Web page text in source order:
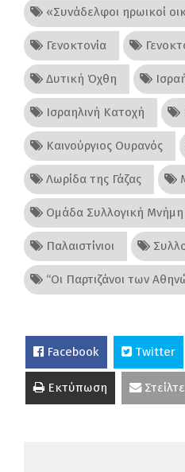
«Συνάδελφοι ηρωικοί
Γενοκτονία
Δυτική Όχθη
Ισραηλινή Κατοχή
Καινούργιος Ουρανός
Λωρίδα της Γάζας
Ομάδα Συλλογική Μνήμη
Παλαιστίνιοι
“Οι Παρτιζάνοι των
Facebook Twitter
Εκτύπωση